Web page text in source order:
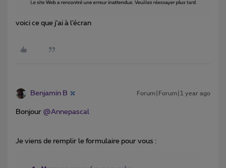
voici ce que j’ai à l’écran
Benjamin B Forum|Forum|1 year ago
Bonjour ​ @Annepascal
Je viens de remplir le formulaire pour vous :